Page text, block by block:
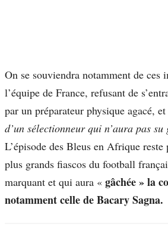
On se souviendra notamment de ces
l’équipe de France, refusant de
par un préparateur physique agacé, et
d’un sélectionneur qui n’aura pas su
L’épisode des Bleus en Afrique reste
plus grands fiascos du football
marquant et qui aura « gâchée » la
notamment celle de Bacary Sagna.